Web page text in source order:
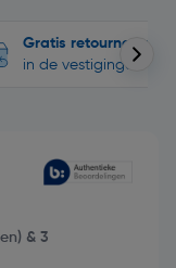
Gratis retourneren
in de vestigingen
& 3